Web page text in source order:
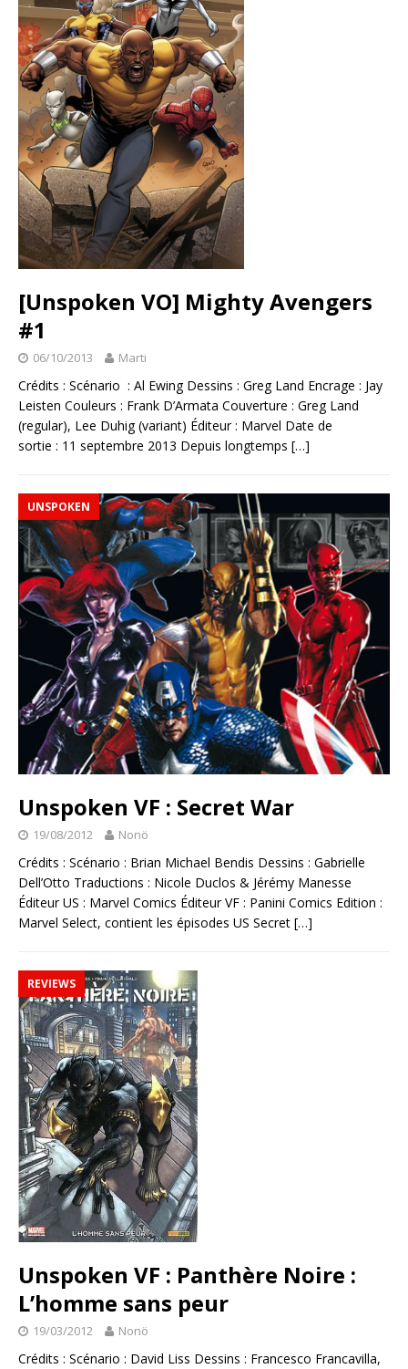
[Unspoken VO] Mighty Avengers
#1
06/10/2013 Marti
Crédits : Scénario : Al Ewing Dessins : Greg Land Encrage : Jay
Leisten Couleurs : Frank D’Armata Couverture : Greg Land
(regular), Lee Duhig (variant) Éditeur : Marvel Date de
sortie : 11 septembre 2013 Depuis longtemps […]
UNSPOKEN
Unspoken VF : Secret War
19/08/2012 Nonö
Crédits : Scénario : Brian Michael Bendis Dessins : Gabrielle
Dell’Otto Traductions : Nicole Duclos & Jérémy Manesse
Éditeur US : Marvel Comics Éditeur VF : Panini Comics Edition :
Marvel Select, contient les épisodes US Secret […]
REVIEWS
Unspoken VF : Panthère Noire :
L’homme sans peur
19/03/2012 Nonö
Crédits : Scénario : David Liss Dessins : Francesco Francavilla,